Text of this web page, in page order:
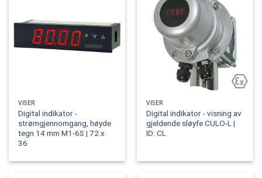
VISER
Digital indikator -
strømgjennomgang, høyde
tegn 14 mm M1-6S | 72 x
36
VISER
Digital indikator - visning av
gjeldende sløyfe CULO-L |
ID: CL